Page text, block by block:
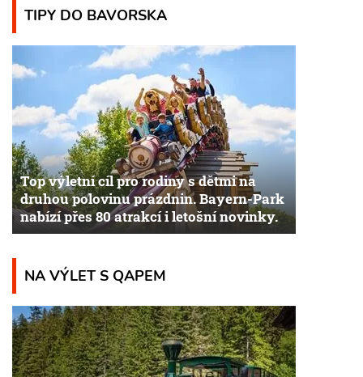
TIPY DO BAVORSKA
Top výletní cíl pro rodiny s dětmi na
druhou polovinu prázdnin. Bayern-Park
nabízí přes 80 atrakcí i letošní novinky.
NA VÝLET S QAPEM